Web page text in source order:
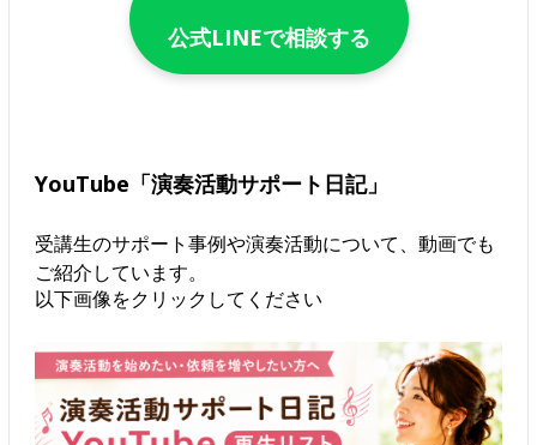
公式LINEで相談する
YouTube「演奏活動サポート日記」
受講生のサポート事例や演奏活動について、動画でも
ご紹介しています。
以下画像をクリックしてください